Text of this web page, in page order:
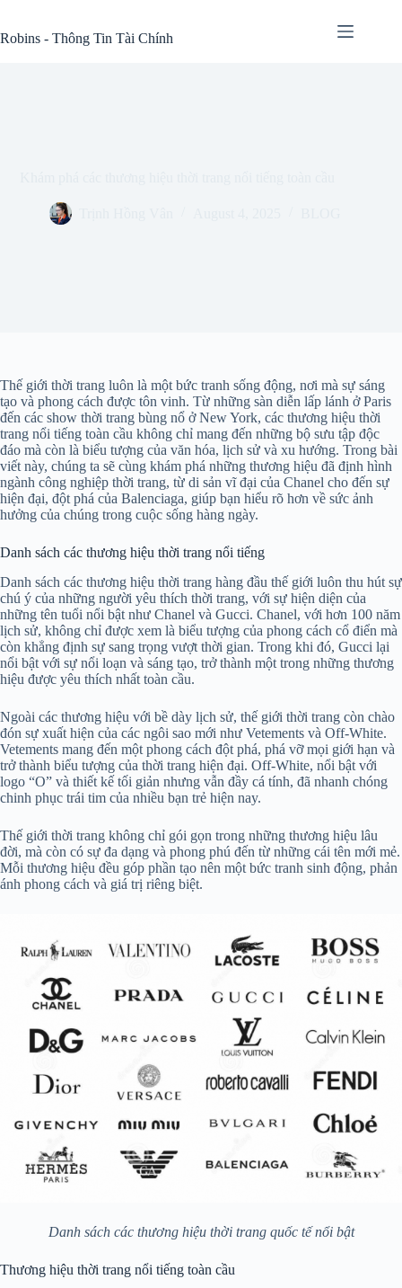
content
Robins - Thông Tin Tài Chính
Thế giới thời trang luôn là một bức tranh sống động, nơi mà sự sáng
tạo và phong cách được tôn vinh. Từ những sàn diễn lấp lánh ở Paris
đến các show thời trang bùng nổ ở New York, các thương hiệu thời
trang nổi tiếng toàn cầu không chỉ mang đến những bộ sưu tập độc
đáo mà còn là biểu tượng của văn hóa, lịch sử và xu hướng. Trong bài
viết này, chúng ta sẽ cùng khám phá những thương hiệu đã định hình
ngành công nghiệp thời trang, từ di sản vĩ đại của Chanel cho đến sự
hiện đại, đột phá của Balenciaga, giúp bạn hiểu rõ hơn về sức ảnh
hưởng của chúng trong cuộc sống hàng ngày.
Danh sách các thương hiệu thời trang nổi tiếng
Danh sách các thương hiệu thời trang hàng đầu thế giới luôn thu hút sự
chú ý của những người yêu thích thời trang, với sự hiện diện của
những tên tuổi nổi bật như Chanel và Gucci. Chanel, với hơn 100 năm
lịch sử, không chỉ được xem là biểu tượng của phong cách cổ điển mà
còn khẳng định sự sang trọng vượt thời gian. Trong khi đó, Gucci lại
nổi bật với sự nổi loạn và sáng tạo, trở thành một trong những thương
hiệu được yêu thích nhất toàn cầu.
Ngoài các thương hiệu với bề dày lịch sử, thế giới thời trang còn chào
đón sự xuất hiện của các ngôi sao mới như Vetements và Off-White.
Vetements mang đến một phong cách đột phá, phá vỡ mọi giới hạn và
trở thành biểu tượng của thời trang hiện đại. Off-White, nổi bật với
logo “O” và thiết kế tối giản nhưng vẫn đầy cá tính, đã nhanh chóng
chinh phục trái tim của nhiều bạn trẻ hiện nay.
Thế giới thời trang không chỉ gói gọn trong những thương hiệu lâu
đời, mà còn có sự đa dạng và phong phú đến từ những cái tên mới mẻ.
Mỗi thương hiệu đều góp phần tạo nên một bức tranh sinh động, phản
ánh phong cách và giá trị riêng biệt.
Danh sách các thương hiệu thời trang quốc tế nổi bật
Thương hiệu thời trang nổi tiếng toàn cầu